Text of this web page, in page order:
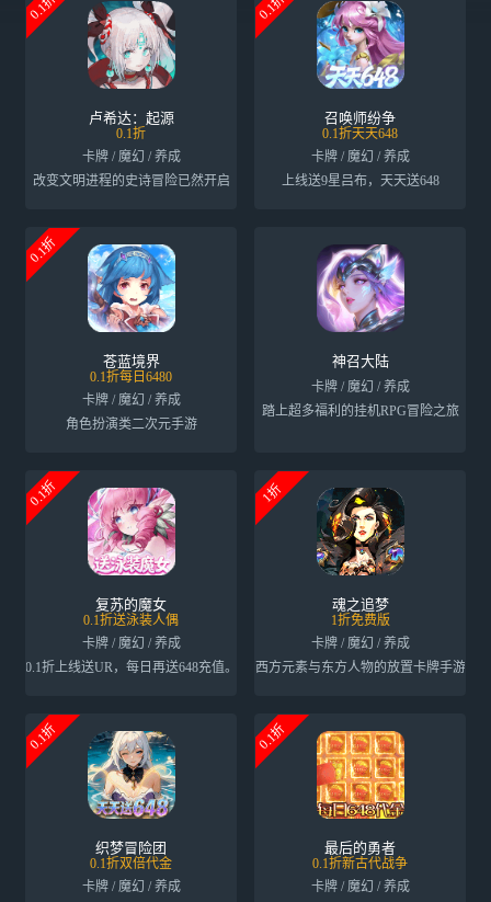
0.1折
卢希达：起源
0.1折
卡牌 / 魔幻 / 养成
改变文明进程的史诗冒险已然开启
0.1折
召唤师纷争
0.1折天天648
卡牌 / 魔幻 / 养成
上线送9星吕布，天天送648
0.1折
苍蓝境界
0.1折每日6480
卡牌 / 魔幻 / 养成
角色扮演类二次元手游
神召大陆
卡牌 / 魔幻 / 养成
踏上超多福利的挂机RPG冒险之旅
0.1折
复苏的魔女
0.1折送泳装人偶
卡牌 / 魔幻 / 养成
0.1折上线送UR，每日再送648充值。
1折
魂之追梦
1折免费版
卡牌 / 魔幻 / 养成
西方元素与东方人物的放置卡牌手游
0.1折
织梦冒险团
0.1折双倍代金
卡牌 / 魔幻 / 养成
0.1折
最后的勇者
0.1折新古代战争
卡牌 / 魔幻 / 养成